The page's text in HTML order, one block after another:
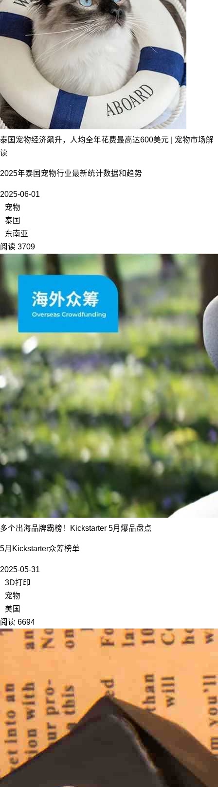
泰国宠物经济飙升，人均全年花费最高达600美元 | 宠物市场解
读
2025年泰国宠物行业最新统计数据和趋势
2025-06-01
宠物
泰国
东南亚
阅读 3709
多个出海品牌霸榜！Kickstarter 5月爆品盘点
5月Kickstarter众筹榜单
2025-05-31
3D打印
宠物
美国
阅读 6694